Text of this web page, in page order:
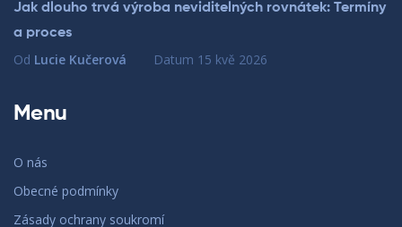
Jak dlouho trvá výroba neviditelných rovnátek: Termíny
a proces
Od Lucie Kučerová Datum 15 kvě 2026
Menu
O nás
Obecné podmínky
Zásady ochrany soukromí